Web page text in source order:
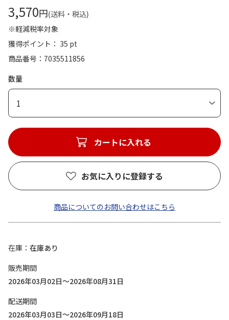
3,570円(送料・税込)
※軽減税率対象
獲得ポイント： 35 pt
商品番号
7035511856
数量
1
カートに入れる
お気に入りに登録する
商品についてのお問い合わせはこちら
在庫
在庫あり
販売期間
2026年03月02日～2026年08月31日
配送期間
2026年03月03日～2026年09月18日